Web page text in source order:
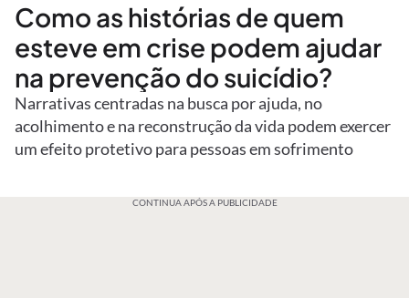
Como as histórias de quem
esteve em crise podem ajudar
na prevenção do suicídio?
Narrativas centradas na busca por ajuda, no
acolhimento e na reconstrução da vida podem exercer
um efeito protetivo para pessoas em sofrimento
CONTINUA APÓS A PUBLICIDADE